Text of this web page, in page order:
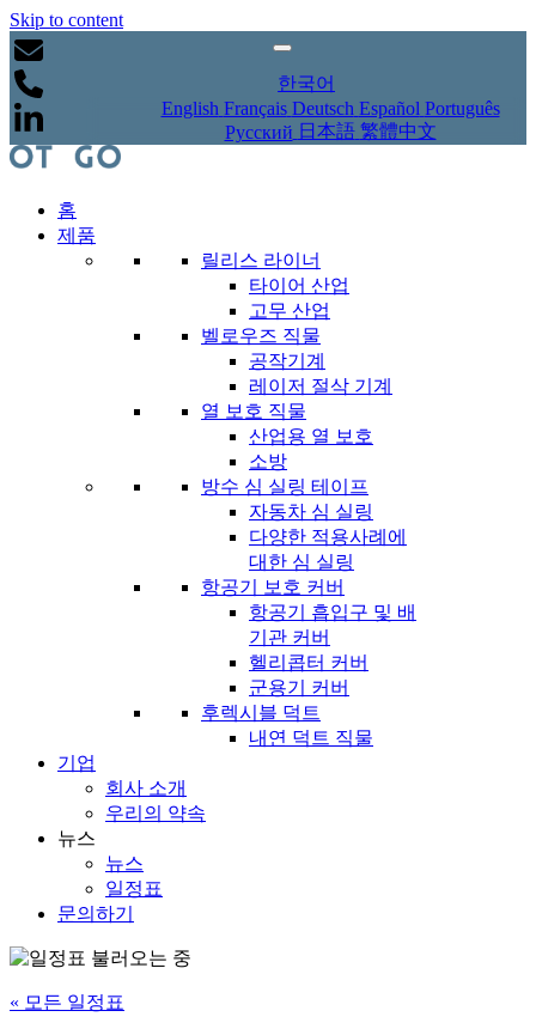
Skip to content
한국어
English Français Deutsch Español Português
Русский 日本語 繁體中文
홈
제품
릴리스 라이너
타이어 산업
고무 산업
벨로우즈 직물
공작기계
레이저 절삭 기계
열 보호 직물
산업용 열 보호
소방
방수 심 실링 테이프
자동차 심 실링
다양한 적용사례에
대한 심 실링
항공기 보호 커버
항공기 흡입구 및 배
기관 커버
헬리콥터 커버
군용기 커버
후렉시블 덕트
내연 덕트 직물
기업
회사 소개
우리의 약속
뉴스
뉴스
일정표
문의하기
« 모든 일정표